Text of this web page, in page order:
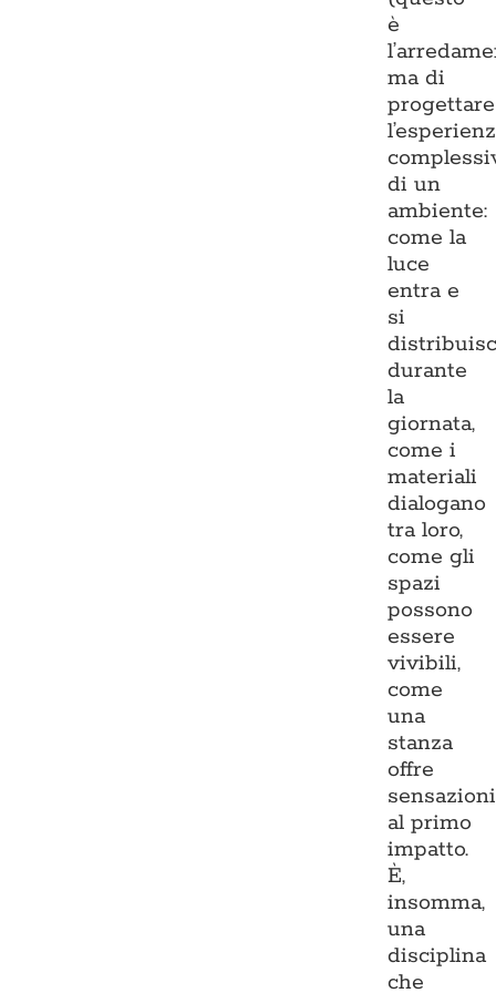
è
ma di
progettare
di un
ambiente:
come la
luce
entra e
si
durante
la
giornata,
come i
materiali
dialogano
tra loro,
come gli
spazi
possono
essere
vivibili,
come
una
stanza
offre
sensazioni
al primo
impatto.
È,
insomma,
una
disciplina
che